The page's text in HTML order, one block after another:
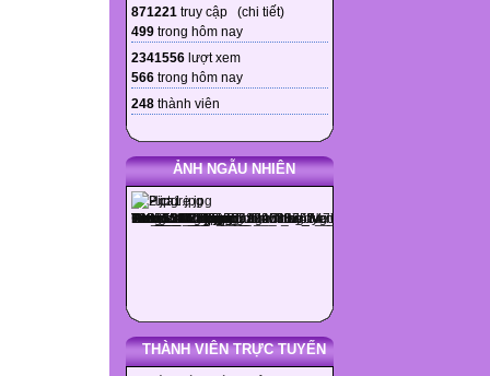
871221 truy cập (chi tiết)
499 trong hôm nay
2341556 lượt xem
566 trong hôm nay
248 thành viên
ẢNH NGẪU NHIÊN
THÀNH VIÊN TRỰC TUYẾN